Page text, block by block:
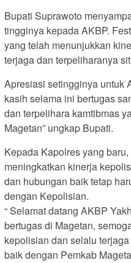
Bupati Suprawoto
tingginya kepada AKBP.
yang telah menunjukkan
terjaga dan terpeliharanya
Apresiasi setingginya untuk
kasih selama ini bertugas
dan terpelihara kamtibmas
Magetan” ungkap Bupati.
Kepada Kapolres yang
meningkatkan kinerja
dan hubungan baik tetap
dengan Kepolisian.
“ Selamat datang AKBP
bertugas di Magetan,
kepolisian dan selalu
baik dengan Pemkab